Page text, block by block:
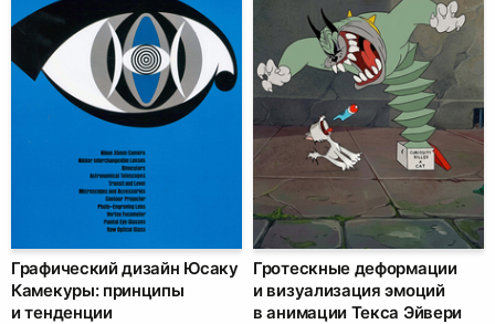
Графический дизайн Юсаку
Камекуры: принципы
и тенденции
Гротескные деформации
и визуализация эмоций
в анимации Текса Эйвери